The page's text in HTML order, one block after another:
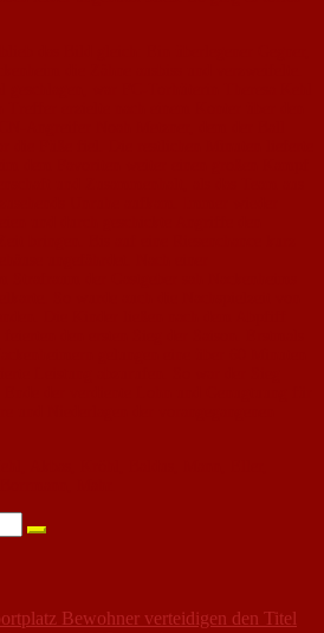
Bewohner verteidigen den Titel